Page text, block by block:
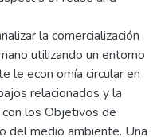
la comercialización
utilizando un entorno
le econ omía circular en
relacionados y la
los Objetivos de
del medio ambiente. Una